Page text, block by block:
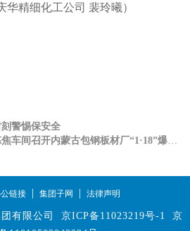
华精细化工公司 裴玲曦）
警惕保安全
开内蒙古包钢板材厂“1·18”爆炸事故警示教育会
链接 | 集团子网 | 法律声明
有限公司 京ICP备11023219号-1
京